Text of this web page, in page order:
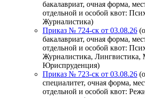
бакалавриат, очная форма,
отдельной и особой квот:
Журналистика)
Приказ № 724-ск от 03.08.26
бакалавриат, очная форма,
отдельной и особой квот:
Журналистика, Лингвистика,
Юриспруденция)
Приказ № 723-ск от 03.08.26
специалитет, очная форма,
отдельной и особой квот: